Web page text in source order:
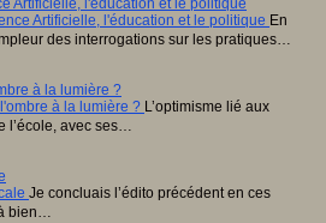
Artificielle, l'éducation et le politique
En
des interrogations sur les pratiques…
à la lumière ?
L’optimisme lié aux
l’école, avec ses…
Je concluais l’édito précédent en ces
bien…